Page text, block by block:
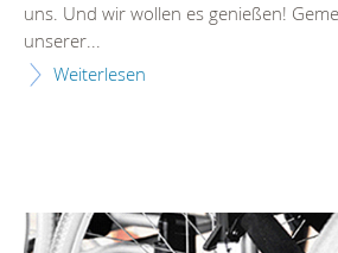
uns. Und wir wollen es genießen!
unserer...
Weiterlesen